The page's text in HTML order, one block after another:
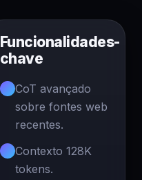
Funcionalidades-
chave
CoT avançado
sobre fontes web
recentes.
Contexto 128K
tokens.